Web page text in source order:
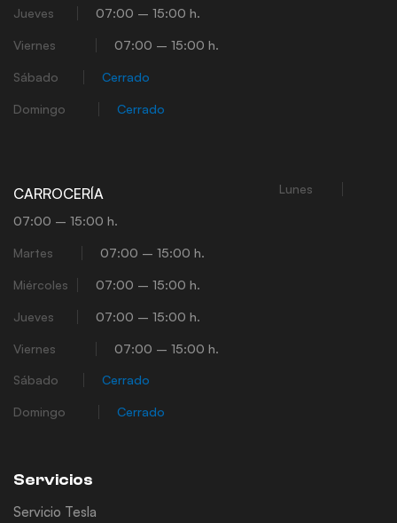
Jueves 07:00 – 15:00 h.
Viernes 07:00 – 15:00 h.
Sábado Cerrado
Domingo Cerrado
CARROCERÍA Lunes
07:00 – 15:00 h.
Martes 07:00 – 15:00 h.
Miércoles 07:00 – 15:00 h.
Jueves 07:00 – 15:00 h.
Viernes 07:00 – 15:00 h.
Sábado Cerrado
Domingo Cerrado
Servicios
Servicio Tesla